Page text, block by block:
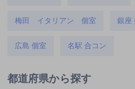
梅田 イタリアン 個室 銀座
広島 個室 名駅 合コン
都道府県から探す